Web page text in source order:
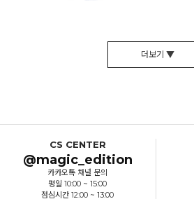
더보기 ▼
CS CENTER
@magic_edition
카카오톡 채널 문의
평일 10:00 ~ 15:00
점심시간 12:00 ~ 13:00